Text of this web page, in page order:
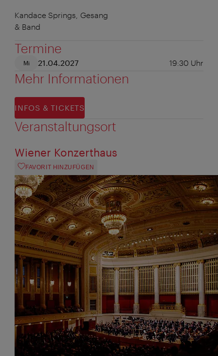
Kandace Springs, Gesang
& Band
Termine
Mi 21.04.2027 19:30 Uhr
Mehr Informationen
INFOS & TICKETS
Veranstaltungsort
Wiener Konzerthaus
FAVORIT HINZUFÜGEN